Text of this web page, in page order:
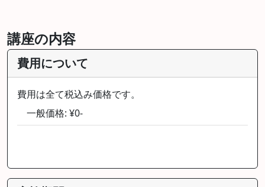
講座の内容
費用について
費用は全て税込み価格です。
一般価格: ¥0-